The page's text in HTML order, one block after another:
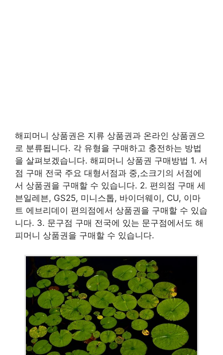
해피머니 상품권은 지류 상품권과 온라인 상품권으
로 분류됩니다. 각 유형을 구매하고 충전하는 방법
을 살펴보겠습니다. 해피머니 상품권 구매방법 1. 서
점 구매 전국 주요 대형서점과 중,소크기의 서점에
서 상품권을 구매할 수 있습니다. 2. 편의점 구매 세
븐일레븐, GS25, 미니스톱, 바이더웨이, CU, 이마
트 에브리데이 편의점에서 상품권을 구매할 수 있습
니다. 3. 문구점 구매 전국에 있는 문구점에서도 해
피머니 상품권을 구매할 수 있습니다.